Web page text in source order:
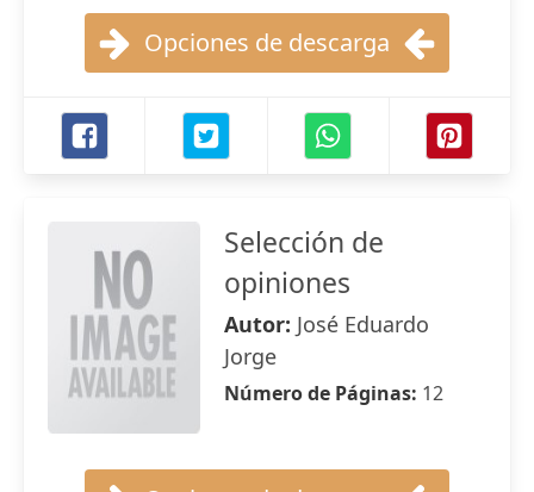
Opciones de descarga
Selección de
opiniones
Autor: José Eduardo
Jorge
Número de Páginas: 12